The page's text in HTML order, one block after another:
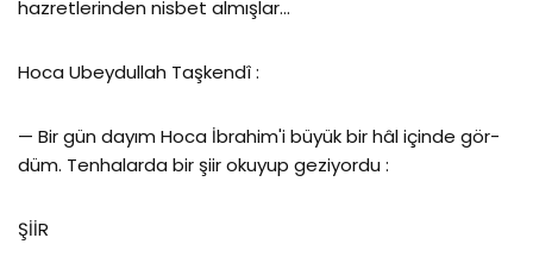
hazretlerinden nisbet almışlar…
Hoca Ubeydullah Taşkendî :
— Bir gün dayım Hoca İbrahim'i büyük bir hâl içinde gör­
düm. Tenhalarda bir şiir okuyup geziyordu :
ŞİİR